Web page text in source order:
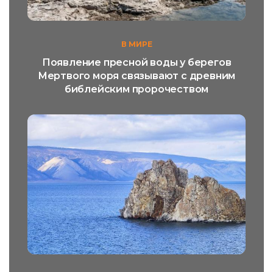
В МИРЕ
Появление пресной воды у берегов
Мертвого моря связывают с древним
библейским пророчеством